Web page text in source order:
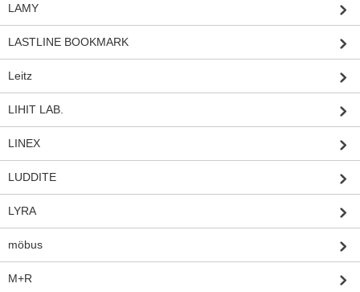
LAMY
LASTLINE BOOKMARK
Leitz
LIHIT LAB.
LINEX
LUDDITE
LYRA
möbus
M+R